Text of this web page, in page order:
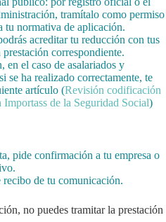
tramítalo como permiso
tu normativa de aplicación.
acreditar tu reducción con tus
correspondiente.
en el caso de asalariados y
se ha realizado correctamente, te
artículo (Revisión codificación
de la Seguridad Social)
pide confirmación a tu empresa o
recibo de tu comunicación.
no puedes tramitar la prestación